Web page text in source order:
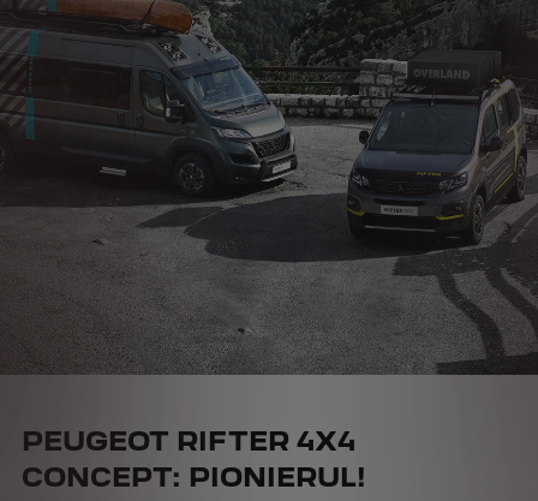
PEUGEOT RIFTER 4X4
CONCEPT: PIONIERUL!